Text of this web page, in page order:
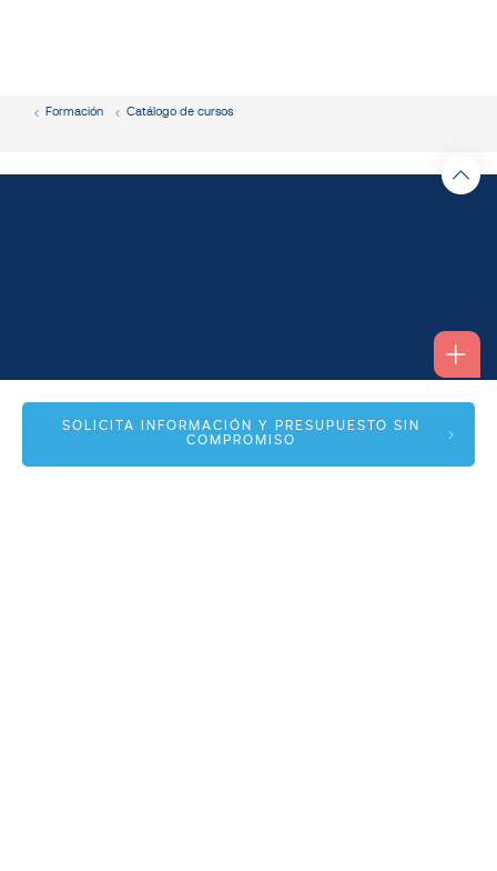
SOLICITA INFORMACIÓN Y PRESUPUESTO SIN
COMPROMISO
Formación Catálogo de cursos
Alfonso I, 17 Planta 1ª